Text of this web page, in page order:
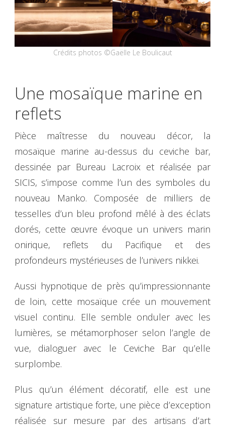
Crédits photos ©Gaëlle Le Boulicaut
Une mosaïque marine en
reflets
Pièce maîtresse du nouveau décor, la
mosaïque marine au-dessus du ceviche bar,
dessinée par Bureau Lacroix et réalisée par
SICIS, s’impose comme l’un des symboles du
nouveau Manko. Composée de milliers de
tesselles d’un bleu profond mêlé à des éclats
dorés, cette œuvre évoque un univers marin
onirique, reflets du Pacifique et des
profondeurs mystérieuses de l’univers nikkei.
Aussi hypnotique de près qu’impressionnante
de loin, cette mosaïque crée un mouvement
visuel continu. Elle semble onduler avec les
lumières, se métamorphoser selon l’angle de
vue, dialoguer avec le Ceviche Bar qu’elle
surplombe.
Plus qu’un élément décoratif, elle est une
signature artistique forte, une pièce d’exception
réalisée sur mesure par des artisans d’art